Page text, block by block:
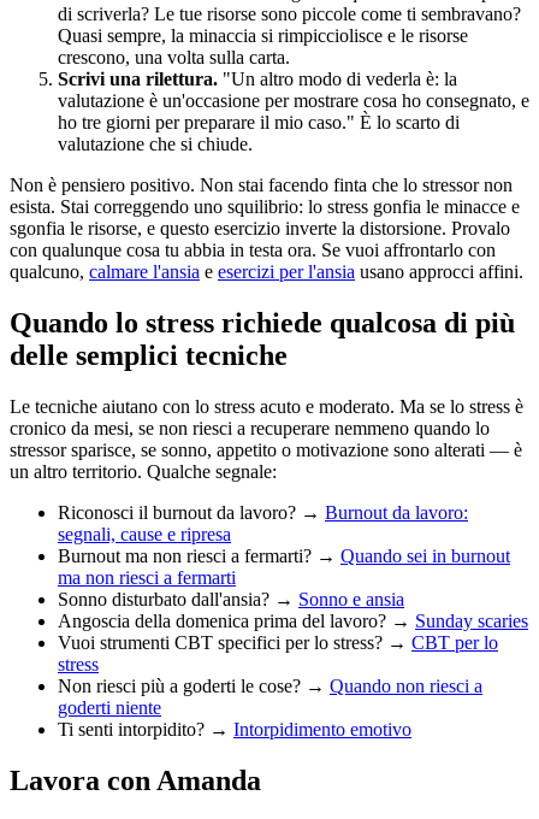
di scriverla? Le tue risorse sono piccole come ti sembravano?
Quasi sempre, la minaccia si rimpicciolisce e le risorse
crescono, una volta sulla carta.
Scrivi una rilettura. "Un altro modo di vederla è: la
valutazione è un'occasione per mostrare cosa ho consegnato, e
ho tre giorni per preparare il mio caso." È lo scarto di
valutazione che si chiude.
Non è pensiero positivo. Non stai facendo finta che lo stressor non
esista. Stai correggendo uno squilibrio: lo stress gonfia le minacce e
sgonfia le risorse, e questo esercizio inverte la distorsione. Provalo
con qualunque cosa tu abbia in testa ora. Se vuoi affrontarlo con
qualcuno, calmare l'ansia e esercizi per l'ansia usano approcci affini.
Quando lo stress richiede qualcosa di più
delle semplici tecniche
Le tecniche aiutano con lo stress acuto e moderato. Ma se lo stress è
cronico da mesi, se non riesci a recuperare nemmeno quando lo
stressor sparisce, se sonno, appetito o motivazione sono alterati — è
un altro territorio. Qualche segnale:
Riconosci il burnout da lavoro? → Burnout da lavoro:
segnali, cause e ripresa
Burnout ma non riesci a fermarti? → Quando sei in burnout
ma non riesci a fermarti
Sonno disturbato dall'ansia? → Sonno e ansia
Angoscia della domenica prima del lavoro? → Sunday scaries
Vuoi strumenti CBT specifici per lo stress? → CBT per lo
stress
Non riesci più a goderti le cose? → Quando non riesci a
goderti niente
Ti senti intorpidito? → Intorpidimento emotivo
Lavora con Amanda